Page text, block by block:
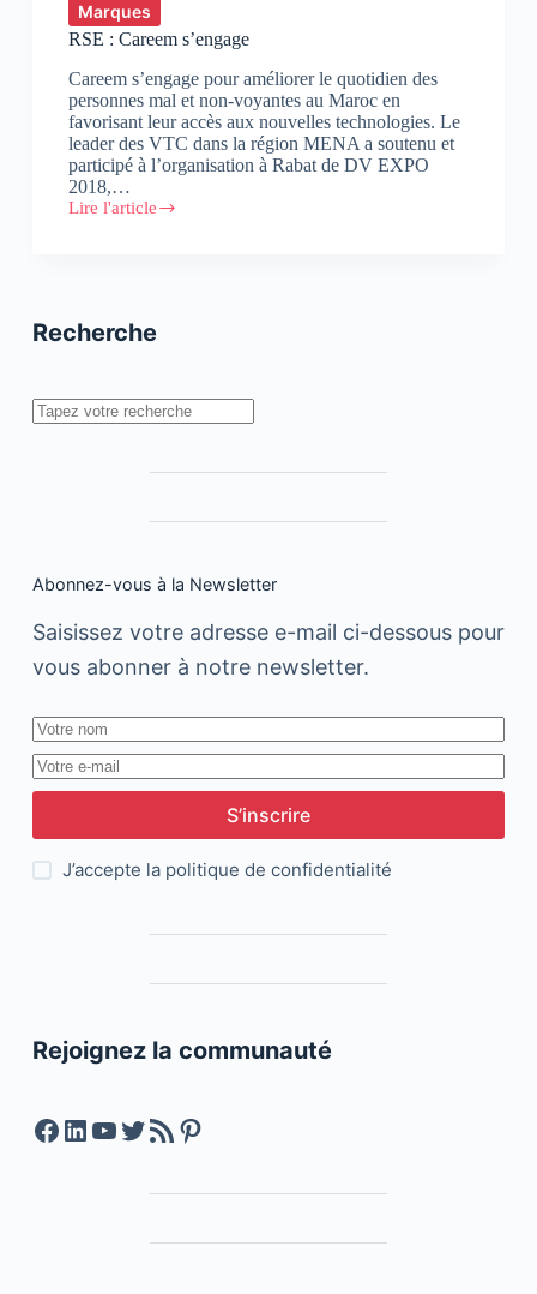
Marques
RSE : Careem s’engage
Careem s’engage pour améliorer le quotidien des
personnes mal et non-voyantes au Maroc en
favorisant leur accès aux nouvelles technologies. Le
leader des VTC dans la région MENA a soutenu et
participé à l’organisation à Rabat de DV EXPO
2018,…
Lire l'article
RSE
Recherche
Rechercher
Abonnez-vous à la Newsletter
Saisissez votre adresse e-mail ci-dessous pour
vous abonner à notre newsletter.
S’inscrire
J’accepte la politique de confidentialité
Rejoignez la communauté
Facebook
LinkedIn
YouTube
Twitter
Feed RSSPinterest